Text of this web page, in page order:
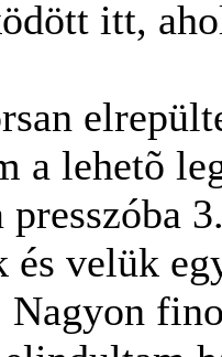
itt,
a lehetõ
velük
Nagyon